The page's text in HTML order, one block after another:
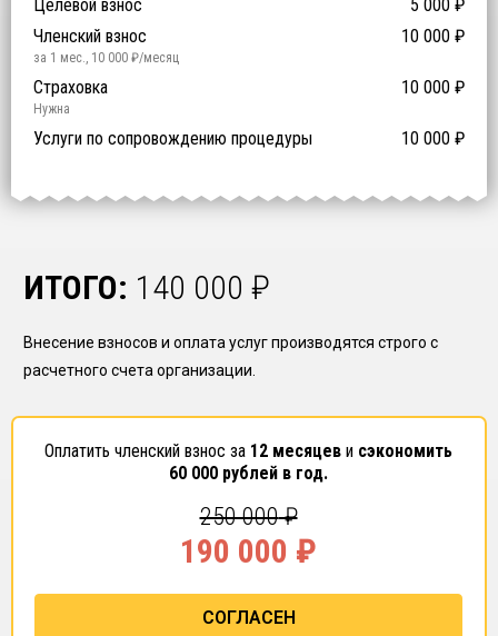
й уровень ответственности:
Целевой взнос 5 000 ₽
Членский взнос
10 000 ₽
за 1 мес., 10 000 ₽/месяц
Предоставление специалистов НРС 0 ₽
0₽ за человека
Сертификат ISO 9001 14 500 ₽
ISO 9001
Сертификат ISO 14001 14 500 ₽
ISO 14001
Сертификат OHSAS 18001 14 500 ₽
OHSAS 18001
Страховка 10 000 ₽
Нужна
Услуги по сопровождению процедуры 10 000 ₽
ИТОГО: 140 000 ₽
Внесение взносов и оплата услуг производятся строго с
расчетного счета организации.
Оплатить членский взнос за 12 месяцев и сэкономить
60 000 рублей в год.
250 000₽
190 000 ₽
СОГЛАСЕН